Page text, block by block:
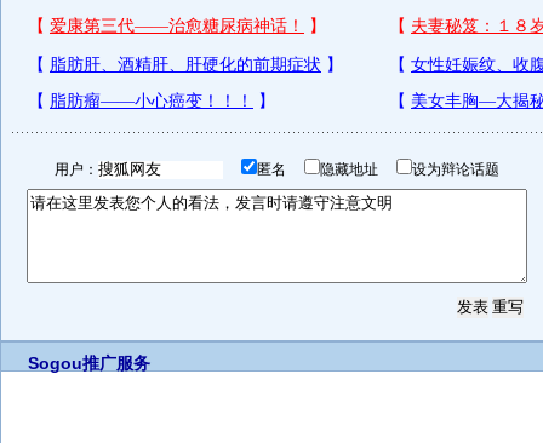
用户： 匿名 隐藏地址 设为辩论话题
Sogou推广服务